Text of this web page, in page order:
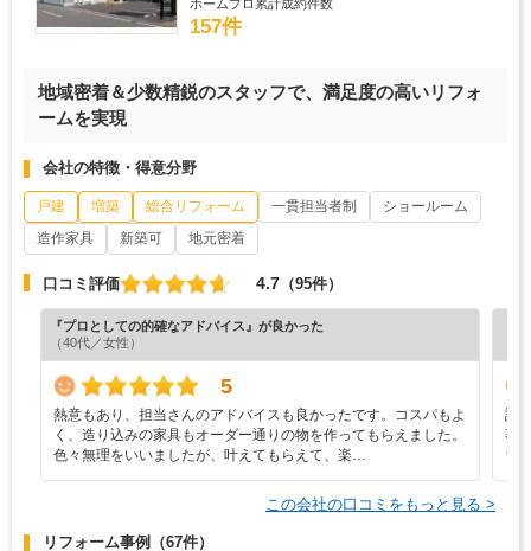
ホームプロ累計成約件数
157件
地域密着＆少数精鋭のスタッフで、満足度の高いリフォ
ームを実現
会社の特徴・得意分野
戸建 増築 総合リフォーム 一貫担当者制
ショールーム
造作家具
新築可 地元密着
口コミ評価 4.7 （95件）
『プロとしての的確なアドバイス』が良かった
（40代／女性）
5
熱意もあり、担当さんのアドバイスも良かったです。コスパもよ
く、造り込みの家具もオーダー通りの物を作ってもらえました。
色々無理をいいましたが、叶えてもらえて、楽…
設
事
ち
この会社の口コミをもっと見る >
リフォーム事例 （67件）